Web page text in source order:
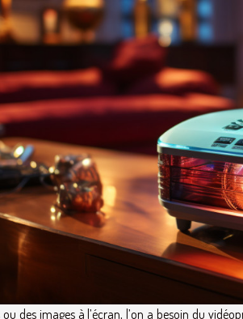
des images à l’écran, l’on a besoin du